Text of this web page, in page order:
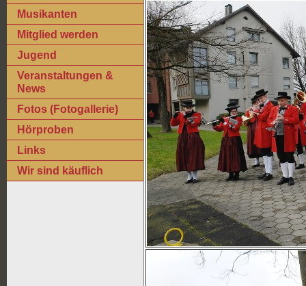
Musikanten
Mitglied werden
Jugend
Veranstaltungen &
News
Fotos (Fotogallerie)
Hörproben
Links
Wir sind käuflich